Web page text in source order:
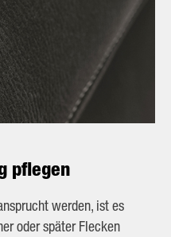
pflegen
werden, ist es
oder später Flecken